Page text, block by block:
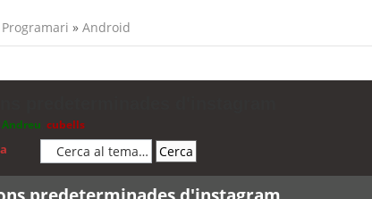
Programari » Android
Andreu cubells